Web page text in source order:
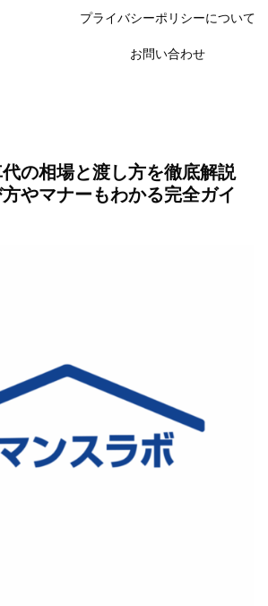
プライバシーポリシーについて
お問い合わせ
の相場と渡し方を徹底解説
方やマナーもわかる完全ガイ